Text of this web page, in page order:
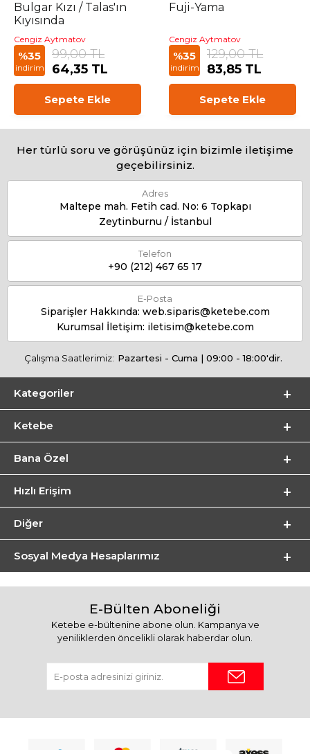
Bulgar Kızı / Talas'ın
Kıyısında
Cengiz Aytmatov
%35
indirim
99,00 TL
64,35 TL
Sepete Ekle
Fuji-Yama
Cengiz Aytmatov
%35
indirim
129,00 TL
83,85 TL
Sepete Ekle
Her türlü soru ve görüşünüz için bizimle iletişime
geçebilirsiniz.
Adres
Maltepe mah. Fetih cad. No: 6 Topkapı
Zeytinburnu / İstanbul
Telefon
+90 (212) 467 65 17
E-Posta
Siparişler Hakkında: web.siparis@ketebe.com
Kurumsal İletişim: iletisim@ketebe.com
Çalışma Saatlerimiz: Pazartesi - Cuma | 09:00 - 18:00'dir.
Kategoriler
Ketebe
Bana Özel
Hızlı Erişim
Diğer
Sosyal Medya Hesaplarımız
E-Bülten Aboneliği
Ketebe e-bültenine abone olun. Kampanya ve
yeniliklerden öncelikli olarak haberdar olun.